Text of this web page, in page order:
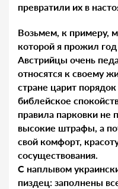
превратили их в
Возьмем, к примеру,
которой я прожил год
Австрийцы очень
относятся к своему
стране царит
библейское
правила парковки не
высокие штрафы, а
свой комфорт,
сосуществования.
С наплывом
пиздец: заполнены